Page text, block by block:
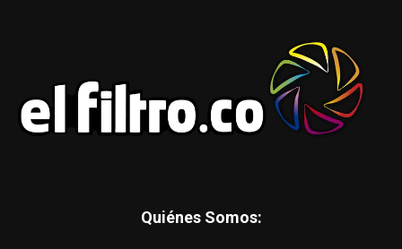
Quiénes Somos: